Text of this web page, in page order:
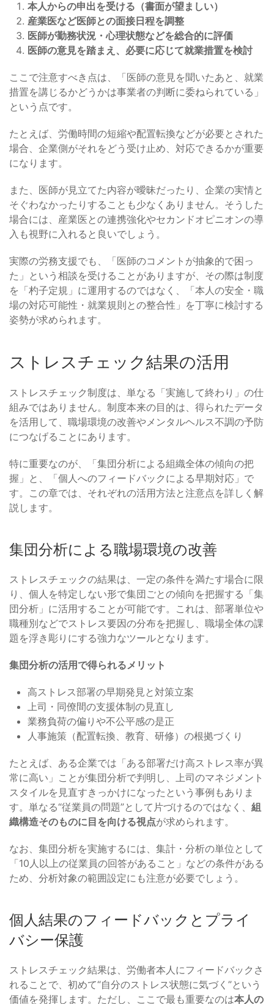
本人からの申出を受ける（書面が望ましい）
産業医など医師との面接日程を調整
医師が勤務状況・心理状態などを総合的に評価
医師の意見を踏まえ、必要に応じて就業措置を検討
ここで注意すべき点は、「医師の意見を聞いたあと、就業
措置を講じるかどうかは事業者の判断に委ねられている」
という点です。
たとえば、労働時間の短縮や配置転換などが必要とされた
場合、企業側がそれをどう受け止め、対応できるかが重要
になります。
また、医師が見立てた内容が曖昧だったり、企業の実情と
そぐわなかったりすることも少なくありません。そうした
場合には、産業医との連携強化やセカンドオピニオンの導
入も視野に入れると良いでしょう。
実際の労務支援でも、「医師のコメントが抽象的で困っ
た」という相談を受けることがありますが、その際は制度
を「杓子定規」に運用するのではなく、「本人の安全・職
場の対応可能性・就業規則との整合性」を丁寧に検討する
姿勢が求められます。
ストレスチェック結果の活用
ストレスチェック制度は、単なる「実施して終わり」の仕
組みではありません。制度本来の目的は、得られたデータ
を活用して、職場環境の改善やメンタルヘルス不調の予防
につなげることにあります。
特に重要なのが、「集団分析による組織全体の傾向の把
握」と、「個人へのフィードバックによる早期対応」で
す。この章では、それぞれの活用方法と注意点を詳しく解
説します。
集団分析による職場環境の改善
ストレスチェックの結果は、一定の条件を満たす場合に限
り、個人を特定しない形で集団ごとの傾向を把握する「集
団分析」に活用することが可能です。これは、部署単位や
職種別などでストレス要因の分布を把握し、職場全体の課
題を浮き彫りにする強力なツールとなります。
集団分析の活用で得られるメリット
高ストレス部署の早期発見と対策立案
上司・同僚間の支援体制の見直し
業務負荷の偏りや不公平感の是正
人事施策（配置転換、教育、研修）の根拠づくり
たとえば、ある企業では「ある部署だけ高ストレス率が異
常に高い」ことが集団分析で判明し、上司のマネジメント
スタイルを見直すきっかけになったという事例もありま
す。単なる“従業員の問題”として片づけるのではなく、 組
織構造そのものに目を向ける視点が求められます。
なお、集団分析を実施するには、集計・分析の単位として
「10人以上の従業員の回答があること」などの条件がある
ため、分析対象の範囲設定にも注意が必要でしょう。
個人結果のフィードバックとプライ
バシー保護
ストレスチェック結果は、労働者本人にフィードバックさ
れることで、初めて“自分のストレス状態に気づく”という
価値を発揮します。ただし、ここで最も重要なのは本人の